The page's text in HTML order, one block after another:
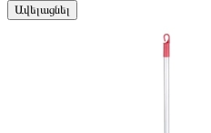
Ավելացնել